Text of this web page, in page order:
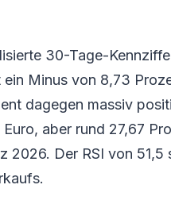
30-Tage-
Minus von 8,73
dagegen massiv
aber rund 27,67
2026. Der RSI von 51,5